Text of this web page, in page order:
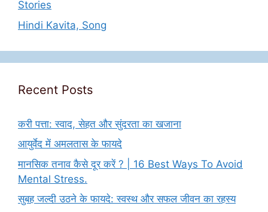
Stories
Hindi Kavita, Song
Recent Posts
करी पत्ता: स्वाद, सेहत और सुंदरता का खजाना
आयुर्वेद में अमलतास के फायदे
मानसिक तनाव कैसे दूर करें ? | 16 Best Ways To Avoid
Mental Stress.
सुबह जल्दी उठने के फायदे: स्वस्थ और सफल जीवन का रहस्य